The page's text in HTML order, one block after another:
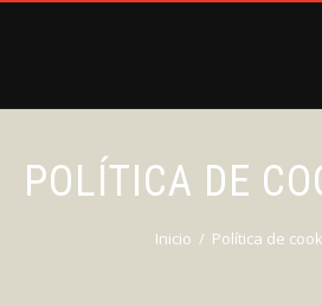
POLÍTICA DE
Inicio Política de